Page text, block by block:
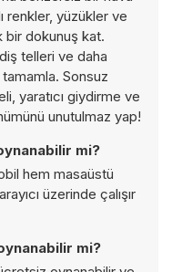
renkler, yüzükler ve
bir dokunuş kat.
telleri ve daha
Sonsuz
yaratıcı giydirme ve
unutulmaz yap!
mi?
hem masaüstü
üzerinde çalışır
mi?